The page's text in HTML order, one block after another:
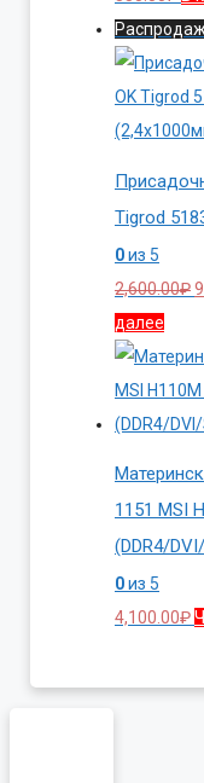
Tigrod
0из 5
2,600.00₽
далее
1151 MSI
(DDR4/
0из 5
4,100.00₽